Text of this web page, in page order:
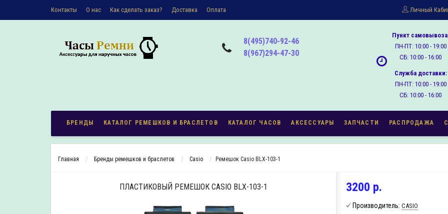
Контакты О наc Как сделать заказ? Доставка Оплата Личный
8(495)740-92-46
8(967)294-47-30
Пункт
ПН-ПТ: 10:00 - 19:00
СБ: 10:00 - 16:00
Служба доставки:
ПН-ПТ: 10:00 - 19:00
СБ: 10:00 - 16:00
БРЕНДЫ КАТАЛОГ РЕМЕШКОВ И БРАСЛЕТОВ КАТАЛОГ ЧАСОВ АКСЕССУАРЫ ЗАПЧАСТИ РАСПРОДАЖА
Главная Бренды ремешков и браслетов Casio Ремешок Casio BLX-103-1
ПЛАСТИКОВЫЙ РЕМЕШОК CASIO BLX-103-1 3200 р.
Производитель: CASIO